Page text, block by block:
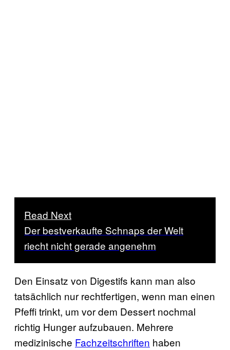
Read Next
Der bestverkaufte Schnaps der Welt
riecht nicht gerade angenehm
Den Einsatz von Digestifs kann man also
tatsächlich nur rechtfertigen, wenn man einen
Pfeffi trinkt, um vor dem Dessert nochmal
richtig Hunger aufzubauen. Mehrere
medizinische Fachzeitschriften haben